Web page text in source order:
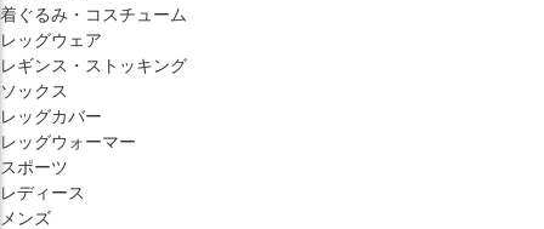
着ぐるみ・コスチューム
レッグウェア
レギンス・ストッキング
ソックス
レッグカバー
レッグウォーマー
スポーツ
レディース
メンズ